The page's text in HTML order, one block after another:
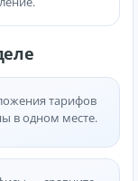
тарифов
в одном месте.